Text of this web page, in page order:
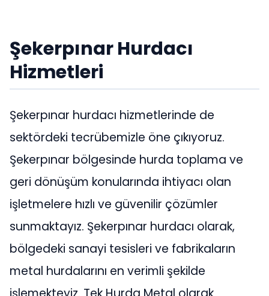
Şekerpınar Hurdacı
Hizmetleri
Şekerpınar hurdacı hizmetlerinde de
sektördeki tecrübemizle öne çıkıyoruz.
Şekerpınar bölgesinde hurda toplama ve
geri dönüşüm konularında ihtiyacı olan
işletmelere hızlı ve güvenilir çözümler
sunmaktayız. Şekerpınar hurdacı olarak,
bölgedeki sanayi tesisleri ve fabrikaların
metal hurdalarını en verimli şekilde